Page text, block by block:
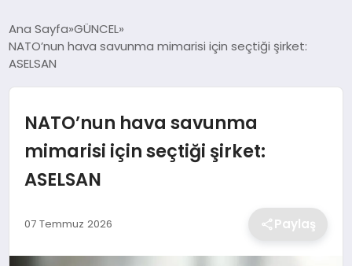
SPOR
DÜNYA
SİYASET
MAGAZİN
Ana Sayfa GÜNCEL
NATO’nun hava savunma mimarisi için seçtiği şirket:
ASELSAN
NATO’nun hava savunma
mimarisi için seçtiği şirket:
ASELSAN
07 Temmuz 2026 Paylaş